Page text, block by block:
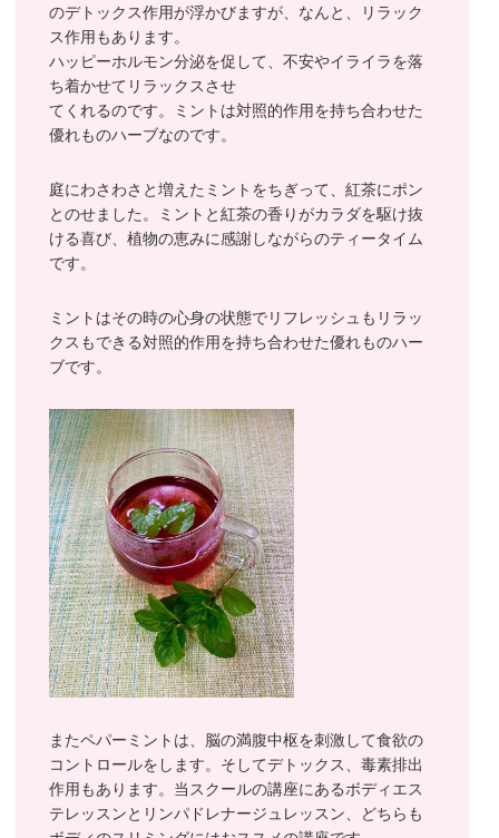
のデトックス作用が浮かびますが、なんと、リラック
ス作用もあります。
ハッピーホルモン分泌を促して、不安やイライラを落
ち着かせてリラックスさせ
てくれるのです。ミントは対照的作用を持ち合わせた
優れものハーブなのです。
庭にわさわさと増えたミントをちぎって、紅茶にポン
とのせました。ミントと紅茶の香りがカラダを駆け抜
ける喜び、植物の恵みに感謝しながらのティータイム
です。
ミントはその時の心身の状態でリフレッシュもリラッ
クスもできる対照的作用を持ち合わせた優れものハー
ブです。
またペパーミントは、脳の満腹中枢を刺激して食欲の
コントロールをします。そしてデトックス、毒素排出
作用もあります。当スクールの講座にあるボディエス
テレッスンとリンパドレナージュレッスン、どちらも